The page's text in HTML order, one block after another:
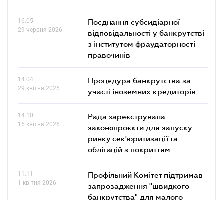
16.05
29 червня 2026
Поєднання субсидіарної
відповідальності у банкрутстві
з інститутом фраудаторності
правочинів
14.04
29 квітня 2026
Процедура банкрутства за
участі іноземних кредиторів
14.10
16 квітня 2026
Рада зареєструвала
законопроєкти для запуску
ринку сек'юритизації та
облігацій з покриттям
11.11
1 квітня 2026
Профільний Комітет підтримав
запровадження "швидкого
банкрутства" для малого